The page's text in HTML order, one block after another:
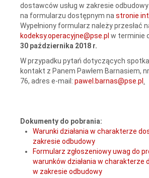
dostawców usług w zakresie
na formularzu dostępnym na stronie
Wypełniony formularz należy przesłać
kodeksy.operacyjne@pse.pl w terminie
30 października 2018 r.
W przypadku pytań dotyczących
kontakt z Panem Pawłem Barnasiem,
76, adres e-mail: pawel.barnas@pse.pl
Dokumenty do pobrania:
Warunki działania w charakterze
zakresie odbudowy
Formularz zgłoszeniowy uwag do
warunków działania w charakterze
w zakresie odbudowy